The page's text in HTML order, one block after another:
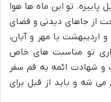
پاییزه. تو این ماه ها هوا
از جاهای دیدنی و فضای
اردیبهشت یا مهر و آبان،
تو مناسبت های خاص
و شهادت ائمه به قم سفر
شه و باید از قبل برای